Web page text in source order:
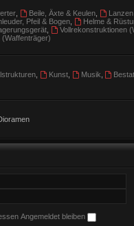
, Beile, Äxte & Keulen,
Pfeil & Bogen, Helme &
Vollrekonstruktionen
(Waffenträger)
, Kunst, Musik
Angemeldet bleiben